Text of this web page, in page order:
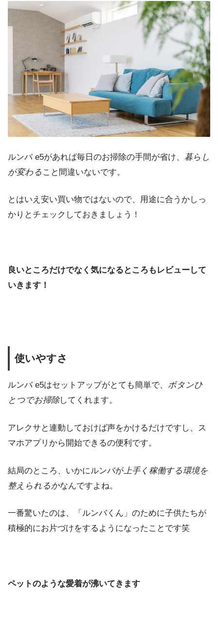
ルンバ e5があれば毎日のお掃除の手間が省け、 暮らし
が変わる こと間違いないです。
とはいえ安い買い物ではないので、用途に合うかしっ
かりとチェックしておきましょう！
良いところだけでなく気になるところもレビューして
いきます！
使いやすさ
ルンバ e5はセットアップがとても簡単で、 ボタンひ
とつでお掃除してくれます。
アレクサと連動しておけば声をかけるだけですし、ス
マホアプリから開始できるの便利です。
結局のところ、いかにルンバが 上手く稼働する環境を
整えられるかなんですよね。
一番驚いたのは、「ルンバくん」のために子供たちが
積極的にお片づけをするようになったことです笑
ペットのような愛着が沸いてきます